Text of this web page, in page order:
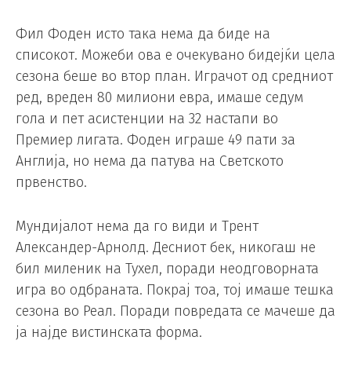
Фил Фоден исто така нема да биде на
списокот. Можеби ова е очекувано бидејќи цела
сезона беше во втор план. Играчот од средниот
ред, вреден 80 милиони евра, имаше седум
гола и пет асистенции на 32 настапи во
Премиер лигата. Фоден играше 49 пати за
Англија, но нема да патува на Светското
првенство.
Мундијалот нема да го види и Трент
Александер-Арнолд. Десниот бек, никогаш не
бил миленик на Тухел, поради неодговорната
игра во одбраната. Покрај тоа, тој имаше тешка
сезона во Реал. Поради повредата се мачеше да
ја најде вистинската форма.